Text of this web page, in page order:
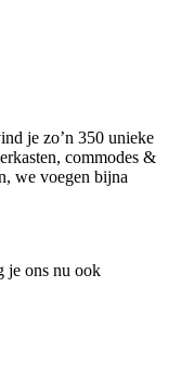
je zo’n 350 unieke
commodes &
we voegen bijna
je ons nu ook